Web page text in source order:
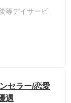
等デイサービ
セラー/恋愛
遇